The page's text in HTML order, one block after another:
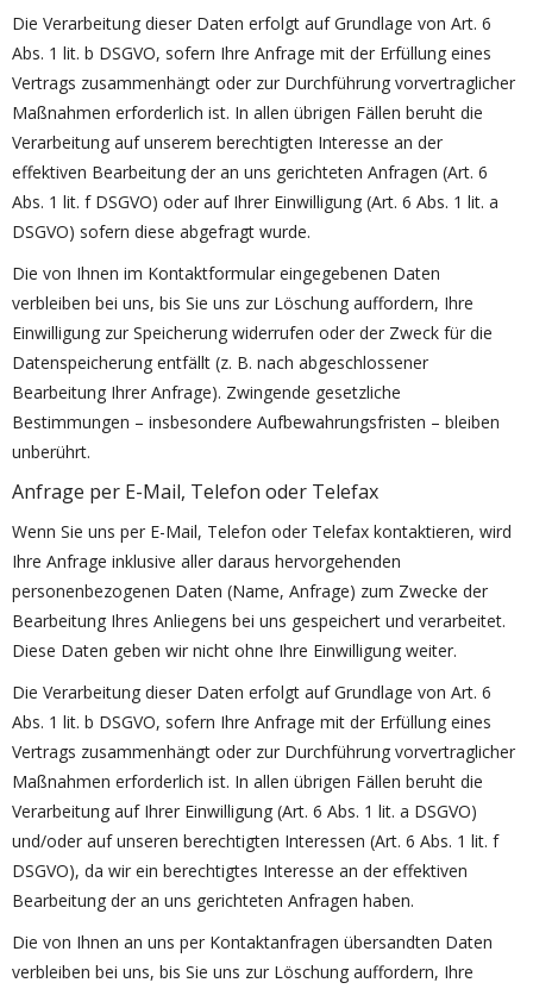
Die Verarbeitung dieser Daten erfolgt auf Grundlage von Art. 6
Abs. 1 lit. b DSGVO, sofern Ihre Anfrage mit der Erfüllung eines
Vertrags zusammenhängt oder zur Durchführung vorvertraglicher
Maßnahmen erforderlich ist. In allen übrigen Fällen beruht die
Verarbeitung auf unserem berechtigten Interesse an der
effektiven Bearbeitung der an uns gerichteten Anfragen (Art. 6
Abs. 1 lit. f DSGVO) oder auf Ihrer Einwilligung (Art. 6 Abs. 1 lit. a
DSGVO) sofern diese abgefragt wurde.
Die von Ihnen im Kontaktformular eingegebenen Daten
verbleiben bei uns, bis Sie uns zur Löschung auffordern, Ihre
Einwilligung zur Speicherung widerrufen oder der Zweck für die
Datenspeicherung entfällt (z. B. nach abgeschlossener
Bearbeitung Ihrer Anfrage). Zwingende gesetzliche
Bestimmungen – insbesondere Aufbewahrungsfristen – bleiben
unberührt.
Anfrage per E-Mail, Telefon oder Telefax
Wenn Sie uns per E-Mail, Telefon oder Telefax kontaktieren, wird
Ihre Anfrage inklusive aller daraus hervorgehenden
personenbezogenen Daten (Name, Anfrage) zum Zwecke der
Bearbeitung Ihres Anliegens bei uns gespeichert und verarbeitet.
Diese Daten geben wir nicht ohne Ihre Einwilligung weiter.
Die Verarbeitung dieser Daten erfolgt auf Grundlage von Art. 6
Abs. 1 lit. b DSGVO, sofern Ihre Anfrage mit der Erfüllung eines
Vertrags zusammenhängt oder zur Durchführung vorvertraglicher
Maßnahmen erforderlich ist. In allen übrigen Fällen beruht die
Verarbeitung auf Ihrer Einwilligung (Art. 6 Abs. 1 lit. a DSGVO)
und/oder auf unseren berechtigten Interessen (Art. 6 Abs. 1 lit. f
DSGVO), da wir ein berechtigtes Interesse an der effektiven
Bearbeitung der an uns gerichteten Anfragen haben.
Die von Ihnen an uns per Kontaktanfragen übersandten Daten
verbleiben bei uns, bis Sie uns zur Löschung auffordern, Ihre